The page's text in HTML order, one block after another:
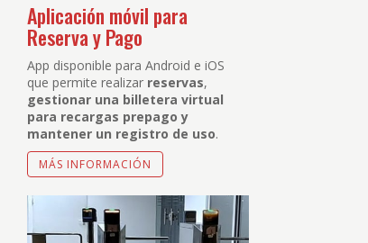
Aplicación móvil para
Reserva y Pago
App disponible para Android e iOS
que permite realizar reservas,
gestionar una billetera virtual
para recargas prepago y
mantener un registro de uso.
MÁS INFORMACIÓN